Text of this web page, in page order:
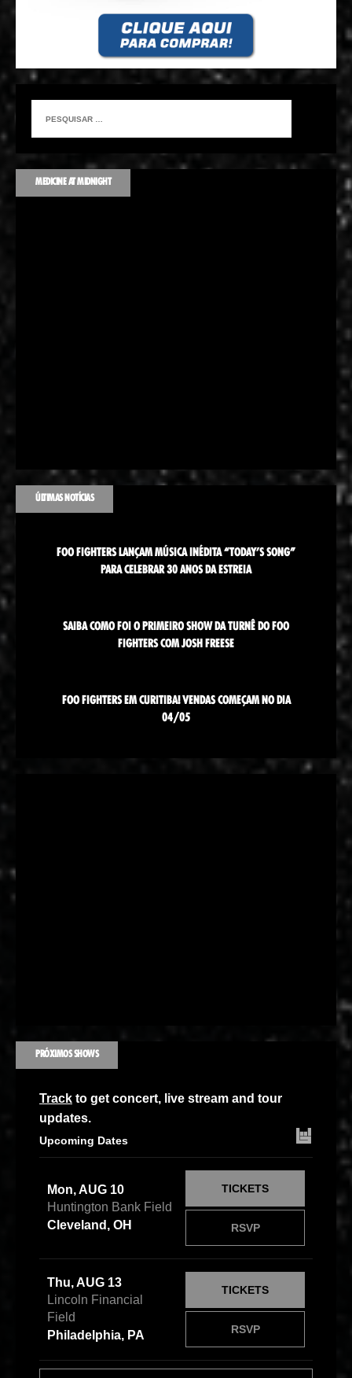
MEDICINE AT MIDNIGHT
ÚLTIMAS NOTÍCIAS
FOO FIGHTERS LANÇAM MÚSICA INÉDITA “TODAY’S SONG”
PARA CELEBRAR 30 ANOS DA ESTREIA
SAIBA COMO FOI O PRIMEIRO SHOW DA TURNÊ DO FOO
FIGHTERS COM JOSH FREESE
FOO FIGHTERS EM CURITIBA! VENDAS COMEÇAM NO DIA
04/05
PRÓXIMOS SHOWS
Track to get concert, live stream and tour
updates.
Upcoming Dates
Mon, AUG 10
Huntington Bank Field
Cleveland, OH
RSVP
TICKETS
Thu, AUG 13
Lincoln Financial
Field
Philadelphia, PA
RSVP
TICKETS